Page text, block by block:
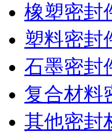
橡塑密封
塑料密封
石墨密封
复合材料
其他密封